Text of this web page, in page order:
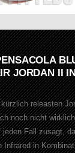
JORDAN II
releasten
noch nicht
jeden Fall zusagt,
Infrared in